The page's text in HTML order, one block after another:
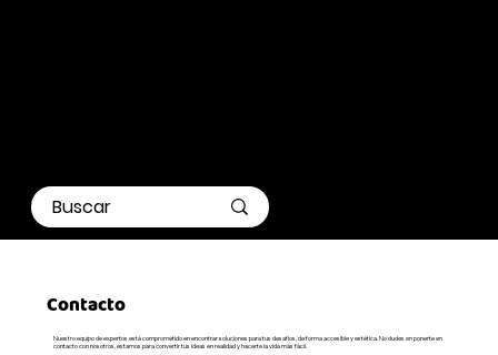
Contacto
Nuestro equipo de expertos está comprometido en encontrar soluciones para tus desafíos, de forma accesible y estética. No dudes en ponerte en
contacto con nosotros, estamos para convertir tus ideas en realidad y hacerte la vida más fácil.